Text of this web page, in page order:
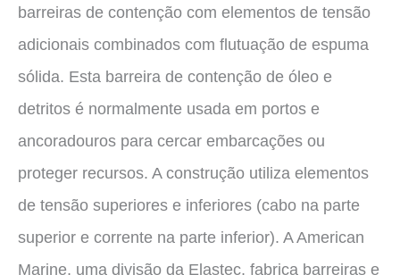
barreiras de contenção com elementos de tensão
adicionais combinados com flutuação de espuma
sólida. Esta barreira de contenção de óleo e
detritos é normalmente usada em portos e
ancoradouros para cercar embarcações ou
proteger recursos. A construção utiliza elementos
de tensão superiores e inferiores (cabo na parte
superior e corrente na parte inferior). A American
Marine, uma divisão da Elastec, fabrica barreiras e